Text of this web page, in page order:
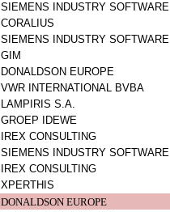
SIEMENS INDUSTRY SOFTWARE
CORALIUS
SIEMENS INDUSTRY SOFTWARE
GIM
DONALDSON EUROPE
VWR INTERNATIONAL BVBA
LAMPIRIS S.A.
GROEP IDEWE
IREX CONSULTING
SIEMENS INDUSTRY SOFTWARE
IREX CONSULTING
XPERTHIS
DONALDSON EUROPE